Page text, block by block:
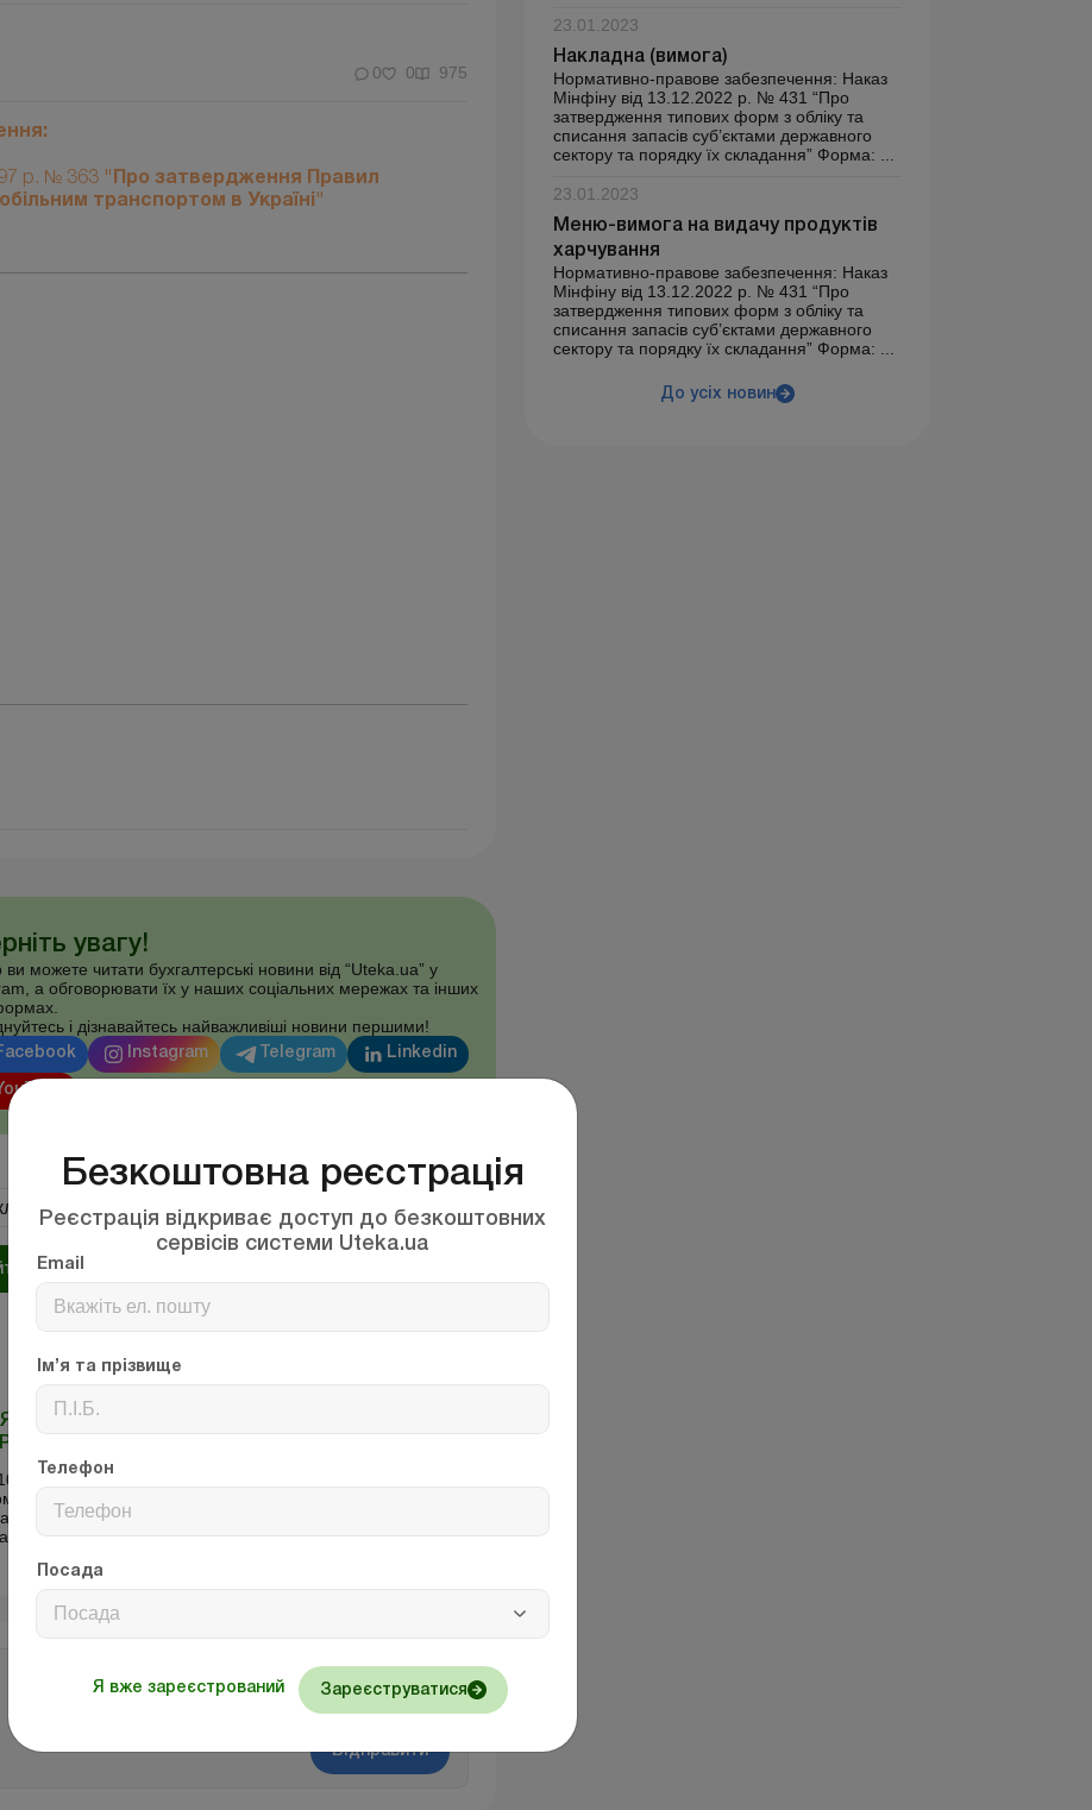
0 0 975
р. № 363 "Про затвердження Правил
транспортом в Україні"
увагу!
ви можете читати бухгалтерські новини від “Uteka.ua” у
а обговорювати їх у наших соціальних мережах та інших
і дізнавайтесь найважливіші новини першими!
Instagram Telegram Linkedin
вантаж
до усіх матеріалів
ПРАВИЛ ПЕРЕВЕЗЕНЬ ВАНТАЖІВ
В УКРАЇНІ
№ 363 затверджено Правила перевезень вантажів
Україні, які визначають права, обов'язки і
транспорту - Перевізників та
- Замовників.
Відправити
23.01.2023
Накладна (вимога)
Нормативно-правове забезпечення: Наказ
Мінфіну від 13.12.2022 р. № 431 “Про
затвердження типових форм з обліку та
списання запасів суб’єктами державного
сектору та порядку їх складання” Форма: ...
23.01.2023
Меню-вимога на видачу продуктів
харчування
Нормативно-правове забезпечення: Наказ
Мінфіну від 13.12.2022 р. № 431 “Про
затвердження типових форм з обліку та
списання запасів суб’єктами державного
сектору та порядку їх складання” Форма: ...
До усіх новин
Безкоштовна реєстрація
Реєстрація відкриває доступ до безкоштовних
сервісів системи Uteka.ua
Email
Ім’я та прізвище
Телефон
Посада
Посада
Я вже зареєстрований Зареєструватися